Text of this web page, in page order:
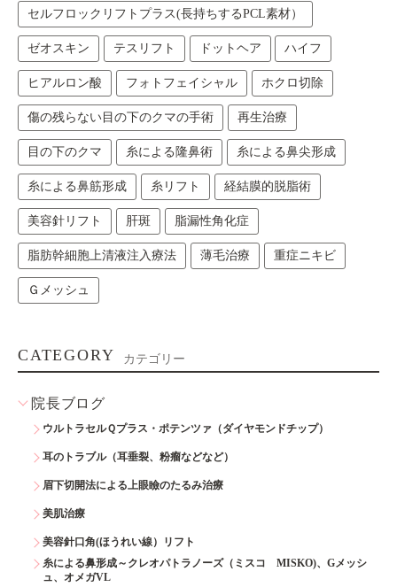
セルフロックリフトプラス(長持ちするPCL素材）
ゼオスキン テスリフト ドットヘア ハイフ
ヒアルロン酸 フォトフェイシャル ホクロ切除
傷の残らない目の下のクマの手術 再生治療
目の下のクマ 糸による隆鼻術 糸による鼻尖形成
糸による鼻筋形成 糸リフト 経結膜的脱脂術
美容針リフト 肝斑 脂漏性角化症
脂肪幹細胞上清液注入療法 薄毛治療 重症ニキビ
Ｇメッシュ
CATEGORY カテゴリー
院長ブログ
ウルトラセルＱプラス・ポテンツァ（ダイヤモンドチップ）
耳のトラブル（耳垂裂、粉瘤などなど）
眉下切開法による上眼瞼のたるみ治療
美肌治療
美容針口角(ほうれい線）リフト
糸による鼻形成～クレオパトラノーズ（ミスコ MISKO)、Gメッシ
ュ、オメガVL